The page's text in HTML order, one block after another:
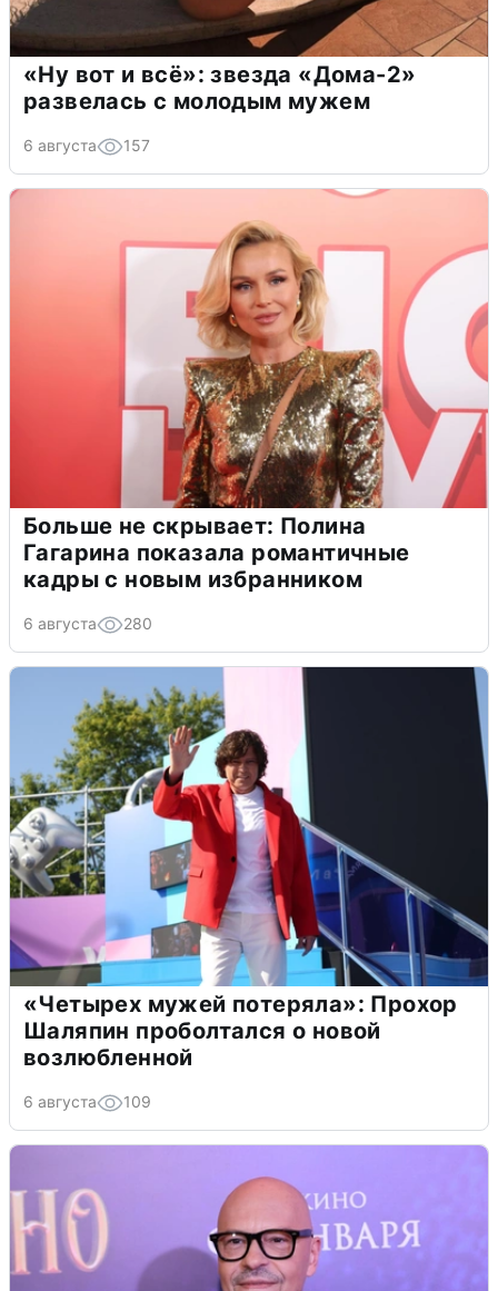
«Ну вот и всё»: звезда «Дома-2»
развелась с молодым мужем
6 августа 157
Больше не скрывает: Полина
Гагарина показала романтичные
кадры с новым избранником
6 августа 280
«Четырех мужей потеряла»: Прохор
Шаляпин проболтался о новой
возлюбленной
6 августа 109